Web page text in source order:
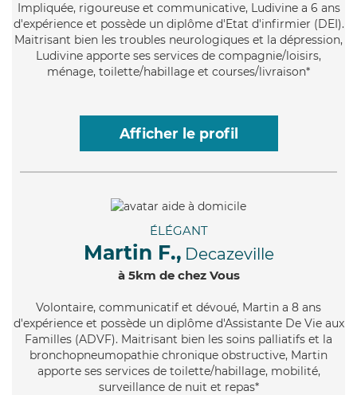
Impliquée, rigoureuse et communicative, Ludivine a 6 ans
d'expérience et possède un diplôme d'Etat d'infirmier (DEI).
Maitrisant bien les troubles neurologiques et la dépression,
Ludivine apporte ses services de compagnie/loisirs,
ménage, toilette/habillage et courses/livraison*
Afficher le profil
ÉLÉGANT
Martin F., Decazeville
à 5km de chez Vous
Volontaire, communicatif et dévoué, Martin a 8 ans
d'expérience et possède un diplôme d'Assistante De Vie aux
Familles (ADVF). Maitrisant bien les soins palliatifs et la
bronchopneumopathie chronique obstructive, Martin
apporte ses services de toilette/habillage, mobilité,
surveillance de nuit et repas*